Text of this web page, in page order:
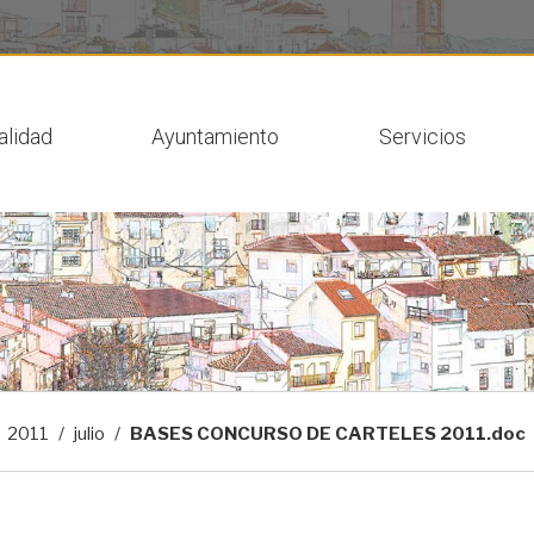
Ayuntamiento Servicios
2011 julio BASES CONCURSO DE CARTELES 2011.doc